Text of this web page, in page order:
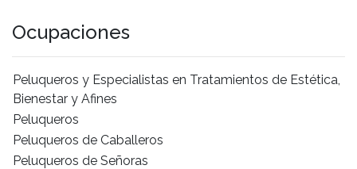
Ocupaciones
Peluqueros y Especialistas en Tratamientos de Estética,
Bienestar y Afines
Peluqueros
Peluqueros de Caballeros
Peluqueros de Señoras